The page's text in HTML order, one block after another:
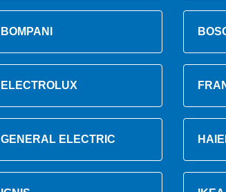
BOMPANI
ELECTROLUX
GENERAL ELECTRIC